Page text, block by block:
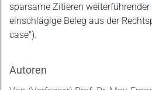
sparsame Zitieren
einschlägige Beleg aus der
case").
Autoren